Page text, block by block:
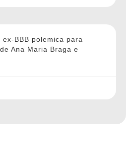
BBB polemica para
Ana Maria Braga e